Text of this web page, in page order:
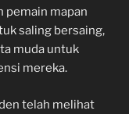
pemain mapan
saling bersaing,
muda untuk
mereka.
telah melihat